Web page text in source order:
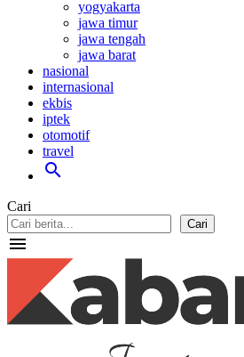
yogyakarta
jawa timur
jawa tengah
jawa barat
nasional
internasional
ekbis
iptek
otomotif
travel
search
Cari
Cari
menu